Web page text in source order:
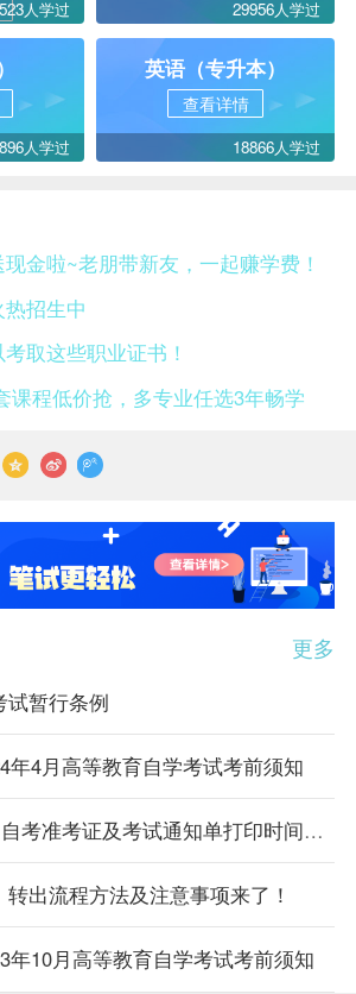
人学过 29956人学过
人学过
英语（专升本）
查看详情
18866人学过
金啦~老朋带新友，一起赚学费！
招生中
取这些职业证书！
课程低价抢，多专业任选3年畅学
更多
试暂行条例
年4月高等教育自学考试考前须知
各省2024年4月自考准考证及考试通知单打印时间及入口汇总
出流程方法及注意事项来了！
年10月高等教育自学考试考前须知